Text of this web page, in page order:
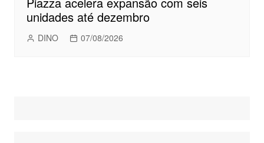
unidades até dezembro
DINO 07/08/2026